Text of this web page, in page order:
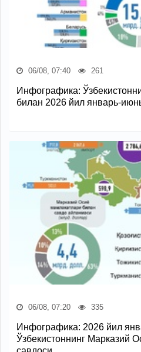
06/08, 07:40 261
Инфографика:
билан 2026 йил январь-
06/08, 07:20 335
Инфографика: 2026 йил
Ўзбекистоннинг Марказий